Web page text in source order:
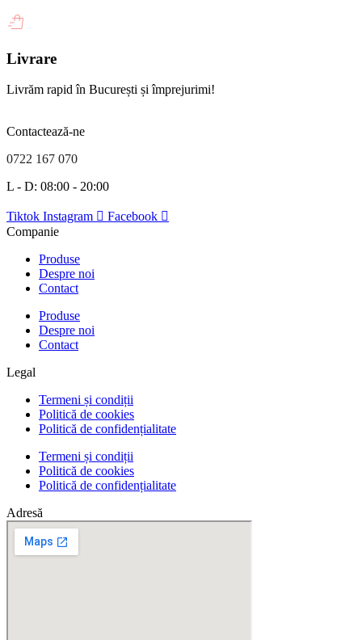
Livrare
Livrăm rapid în București și împrejurimi!
Contactează-ne
0722 167 070
L - D: 08:00 - 20:00
Tiktok Instagram
Facebook
Companie
Produse
Despre noi
Contact
Produse
Despre noi
Contact
Legal
Termeni și condiții
Politică de cookies
Politică de confidențialitate
Termeni și condiții
Politică de cookies
Politică de confidențialitate
Adresă